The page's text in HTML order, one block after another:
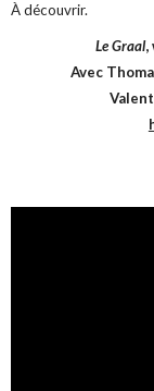
À découvrir.
Le Graal,
Avec